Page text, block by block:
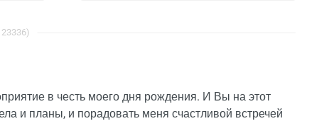
в честь моего дня рождения. И Вы на этот
и планы, и порадовать меня счастливой встречей